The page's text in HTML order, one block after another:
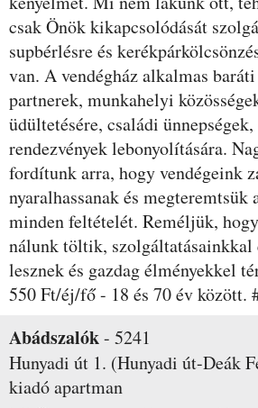
csak Önök kikapcsolódását
supbérlésre és
van. A vendégház alkalmas
partnerek, munkahelyi
üdültetésére, családi
rendezvények lebonyolítására.
fordítunk arra, hogy vendégeink
nyaralhassanak és megteremtsük
minden feltételét. Reméljük,
nálunk töltik, szolgáltatásainkkal
lesznek és gazdag élményekkel
550 Ft/éj/fő - 18 és 70 év között.
Abádszalók- 5241
Hunyadi út 1. (Hunyadi út-Deák
kiadó apartman